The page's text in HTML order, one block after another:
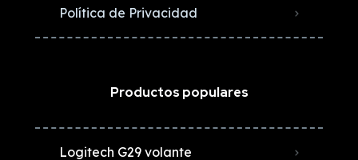
Política de Privacidad
Productos populares
Logitech G29 volante